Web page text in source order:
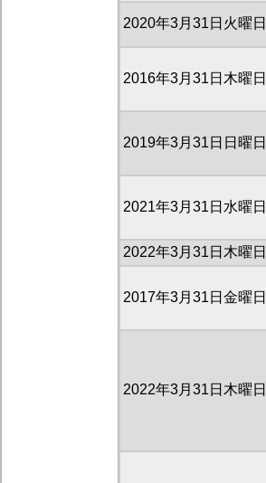
2020年3月31日火曜日
2016年3月31日木曜日
2019年3月31日日曜日
2021年3月31日水曜日
2022年3月31日木曜日
2017年3月31日金曜日
2022年3月31日木曜日